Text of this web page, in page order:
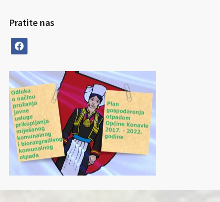
Pratite nas
facebook